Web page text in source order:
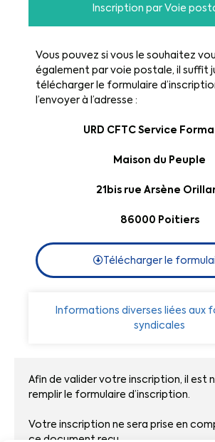
Afin de valider votre inscription, il est
remplir le formulaire d’inscription.
Votre inscription ne sera prise en
ce document reçu.
Inscription par Voie
Informations diverses liées aux
syndicales
Vous pouvez si vous le souhaitez
également par voie postale, il suffit
télécharger le formulaire
l’envoyer à l’adresse :
URD CFTC Service
Maison du Peuple
21bis rue Arsène
86000 Poitiers
Télécharger le